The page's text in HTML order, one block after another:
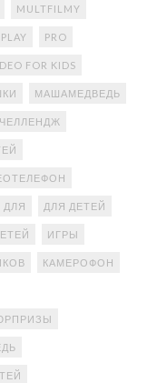
MULTFILMY
PRO
FOR KIDS
МАШАМЕДВЕДЬ
ЧЕЛЛЕНДЖ
ДЛЯ ДЛЯ ДЕТЕЙ
ИГРЫ
КАМЕРОФОН